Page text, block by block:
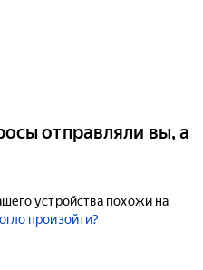
отправляли вы, а
устройства похожи на
произойти?